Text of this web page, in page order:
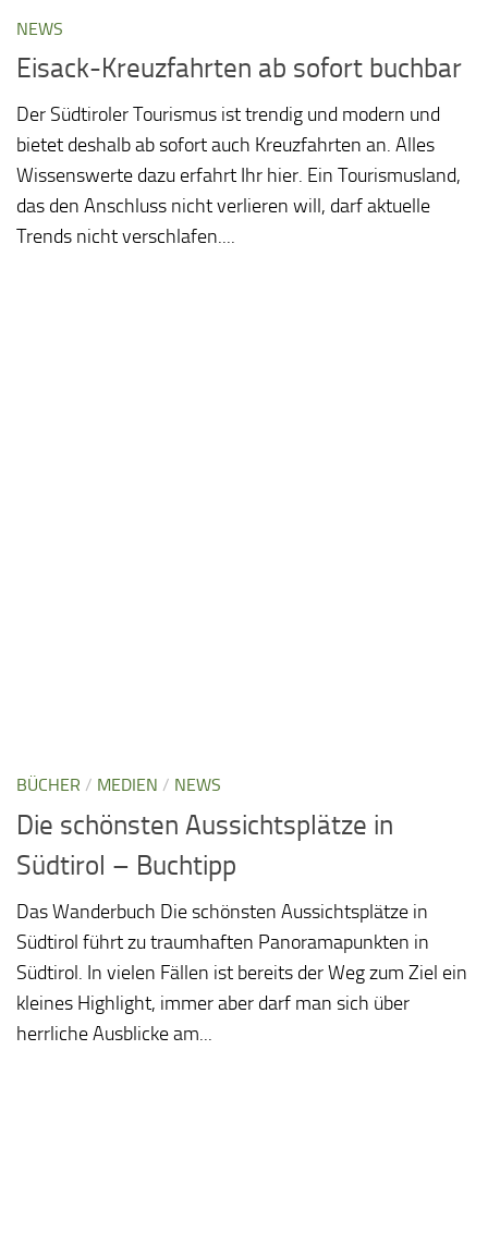
NEWS
Eisack-Kreuzfahrten ab sofort buchbar
Der Südtiroler Tourismus ist trendig und modern und
bietet deshalb ab sofort auch Kreuzfahrten an. Alles
Wissenswerte dazu erfahrt Ihr hier. Ein Tourismusland,
das den Anschluss nicht verlieren will, darf aktuelle
Trends nicht verschlafen....
BÜCHER / MEDIEN / NEWS
Die schönsten Aussichtsplätze in
Südtirol – Buchtipp
Das Wanderbuch Die schönsten Aussichtsplätze in
Südtirol führt zu traumhaften Panoramapunkten in
Südtirol. In vielen Fällen ist bereits der Weg zum Ziel ein
kleines Highlight, immer aber darf man sich über
herrliche Ausblicke am...